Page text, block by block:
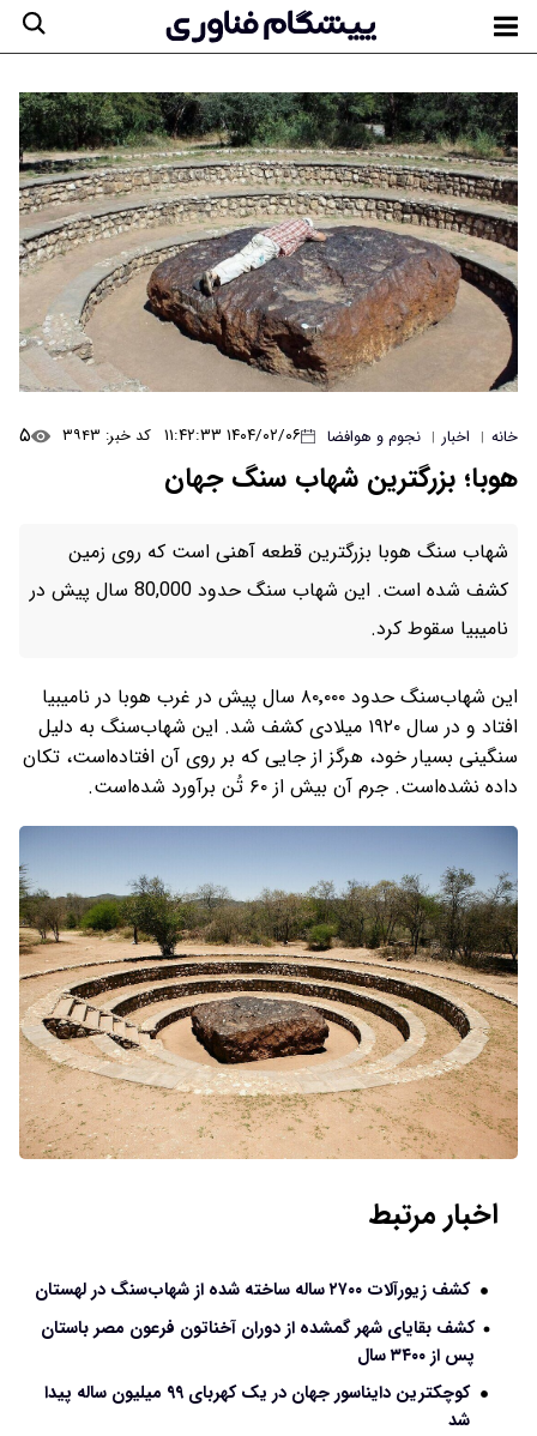
خانه | اخبار | نجوم و هوافضا ۱۴۰۴/۰۲/۰۶ ۱۱:۴۲:۳۳ کد خبر: ۳۹۴۳ ۵
هوبا؛ بزرگترین شهاب سنگ جهان
شهاب سنگ هوبا بزرگترین قطعه آهنی است که روی زمین
کشف شده است. این شهاب سنگ حدود 80,000 سال پیش در
نامیبیا سقوط کرد.
این شهاب‌سنگ حدود ۸۰٬۰۰۰ سال پیش در غرب هوبا در نامیبیا
افتاد و در سال ۱۹۲۰ میلادی کشف شد. این شهاب‌سنگ به دلیل
سنگینی بسیار خود، هرگز از جایی که بر روی آن افتاده‌است، تکان
داده نشده‌است. جرم آن بیش از ۶۰ تُن برآورد شده‌است.
اخبار مرتبط
کشف زیورآلات ۲۷۰۰ ساله ساخته شده از شهاب‌سنگ در لهستان
کشف بقایای شهر گمشده از دوران آخناتون فرعون مصر باستان
پس از ۳۴۰۰ سال
کوچکترین دایناسور جهان در یک کهربای ۹۹ میلیون ساله پیدا
شد